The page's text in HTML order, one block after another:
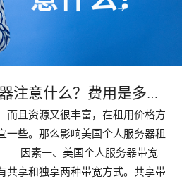
注意什么？费用是多
而且资源又很丰富，在租用价格方
一些。那么影响美国个人服务器租
因素一、美国个人服务器带宽
享和独享两种带宽方式。共享带